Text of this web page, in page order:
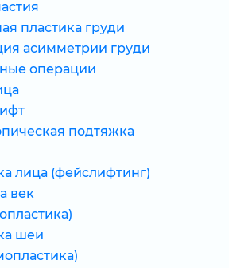
пластика груди
асимметрии груди
операции
подтяжка
лица (фейслифтинг)
век
шеи